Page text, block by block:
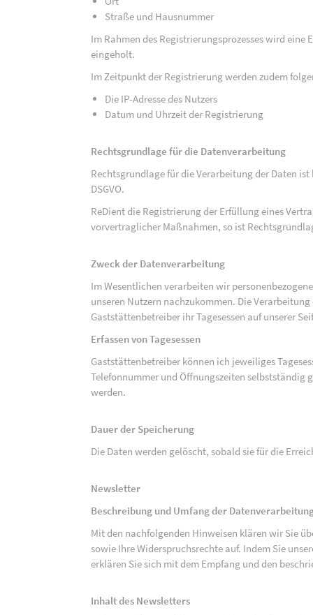
Straße und Hausnummer
Im Rahmen des Registrierungsprozesses wird
eingeholt.
Im Zeitpunkt der Registrierung werden zudem
Die IP-Adresse des Nutzers
Datum und Uhrzeit der Registrierung
Rechtsgrundlage für die Datenverarbeitung
Rechtsgrundlage für die Verarbeitung der Daten
DSGVO.
ReDient die Registrierung der Erfüllung eines
vorvertraglicher Maßnahmen, so ist
Zweck der Datenverarbeitung
Im Wesentlichen verarbeiten wir
unseren Nutzern nachzukommen. Die
Gaststättenbetreiber ihr Tagesessen auf unserer
Erfassen von Tagesessen
Gaststättenbetreiber können ich jeweiliges
Telefonnummer und Öffnungszeiten selbstständig
werden.
Dauer der Speicherung
Die Daten werden gelöscht, sobald sie für die
Newsletter
Beschreibung und Umfang der
Mit den nachfolgenden Hinweisen klären wir Sie
sowie Ihre Widerspruchsrechte auf. Indem Sie
erklären Sie sich mit dem Empfang und den
Inhalt des Newsletters